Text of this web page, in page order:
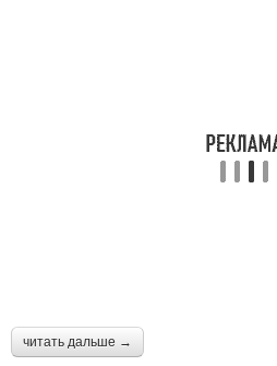
читать дальше →